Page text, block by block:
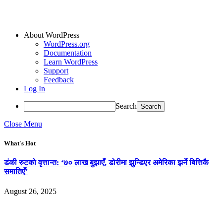
About WordPress
WordPress.org
Documentation
Learn WordPress
Support
Feedback
Log In
Search
Close Menu
What's Hot
डंकी रुटको वृत्तान्त: ‘७० लाख बुझाएँ, डोरीमा झुन्डिएर अमेरिका झर्ने बित्तिकै
समातिएँ’
August 26, 2025